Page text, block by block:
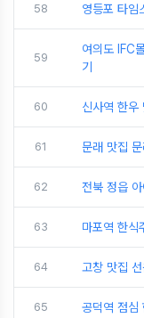
58 영등포 타임
59
여의도 IFC
기
60 신사역 한우
61 문래 맛집
62 전북 정읍
63 마포역 한식
64 고창 맛집
65 공덕역 점심